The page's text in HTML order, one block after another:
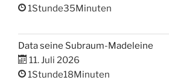
1Stunde35Minuten
Data seine Subraum-Madeleine
11. Juli 2026
1Stunde18Minuten